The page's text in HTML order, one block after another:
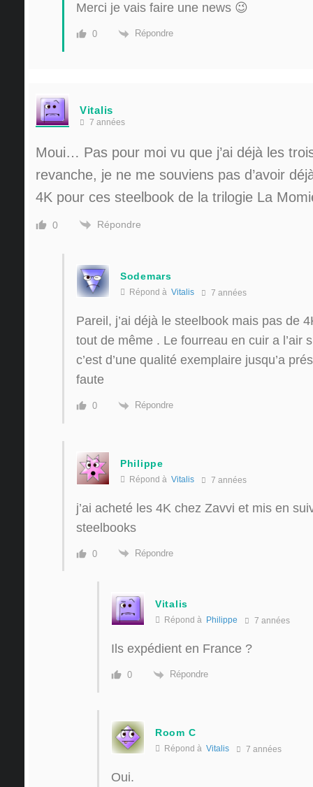
Merci je vais faire une news 😉
0 Répondre
Vitalis
7 années
Moui… Pas pour moi vu que j’ai déjà les
revanche, je ne me souviens pas d’avoir
4K pour ces steelbook de la trilogie La
0 Répondre
Sodemars
Répond à Vitalis 7 années
Pareil, j’ai déjà le steelbook mais pas de
tout de même . Le fourreau en cuir a l’air
c’est d’une qualité exemplaire jusqu’a
faute
0 Répondre
Philippe
Répond à Vitalis 7 années
j’ai acheté les 4K chez Zavvi et mis en
steelbooks
0 Répondre
Vitalis
Répond à Philippe 7 années
Ils expédient en France ?
0 Répondre
Room C
Répond à Vitalis 7 années
Oui.